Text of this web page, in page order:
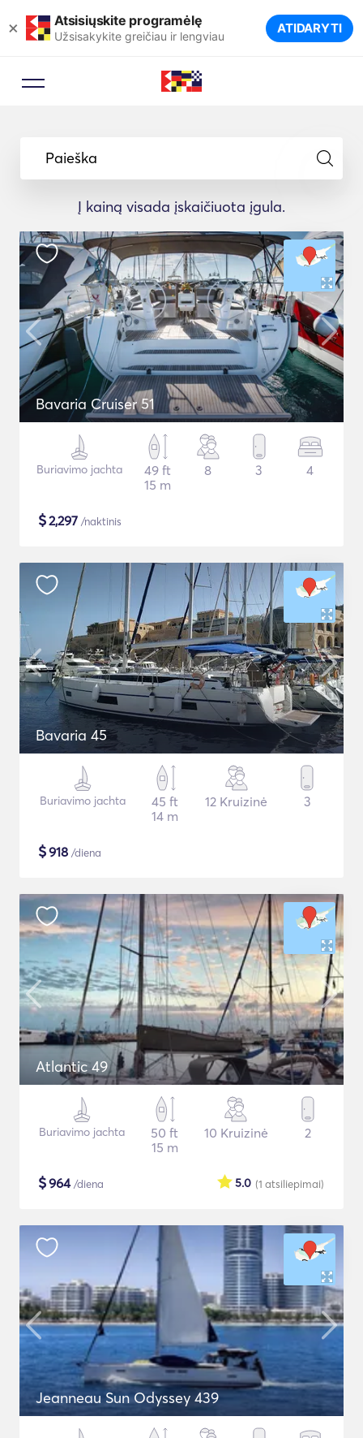
× Atsisiųskite programėlę
Užsisakykite greičiau ir lengviau ATIDARYTI
Paieška
Į kainą visada įskaičiuota įgula.
Bavaria Cruiser 51
Buriavimo jachta
49 ft
15 m
8 3 4
$2,297 /naktinis
Bavaria 45
Buriavimo jachta
45 ft
14 m
12 Kruizinė 3
$918 /diena
Atlantic 49
Buriavimo jachta
50 ft
15 m
10 Kruizinė 2
$964/diena (1 atsiliepimai)
5.0
Jeanneau Sun Odyssey 439